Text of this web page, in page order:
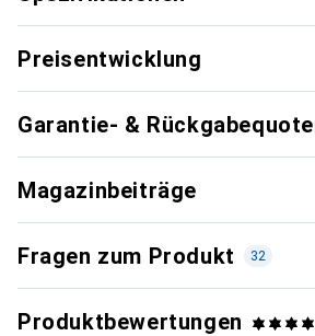
Preisentwicklung
Garantie- &
Magazinbeiträge
Fragen zum Produkt 32
Produktbewertungen